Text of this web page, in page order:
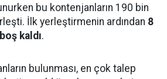
bu kontenjanların 190 bin
İlk yerleştirmenin ardından 8
kaldı.
bulunması, en çok talep